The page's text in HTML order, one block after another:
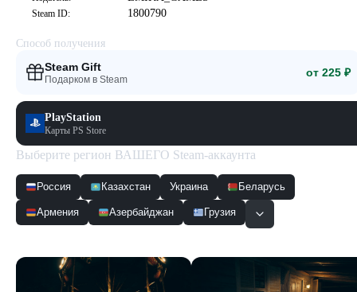
Steam ID: 1800790
Способ получения
Steam Gift
Подарком в Steam
от 225 ₽
PlayStation
Карты PS Store
Выберите регион ВАШЕГО Steam-аккаунта
Россия Казахстан Украина Беларусь
Армения Азербайджан Грузия